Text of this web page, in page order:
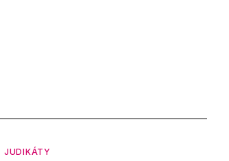
JUDIKÁTY